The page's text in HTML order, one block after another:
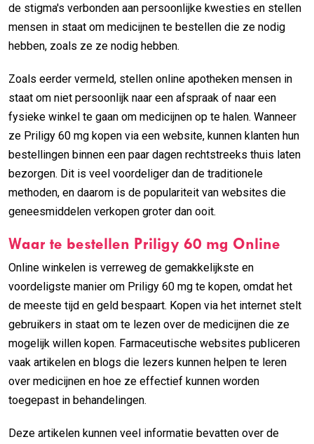
de stigma's verbonden aan persoonlijke kwesties en stellen
mensen in staat om medicijnen te bestellen die ze nodig
hebben, zoals ze ze nodig hebben.
Zoals eerder vermeld, stellen online apotheken mensen in
staat om niet persoonlijk naar een afspraak of naar een
fysieke winkel te gaan om medicijnen op te halen. Wanneer
ze Priligy 60 mg kopen via een website, kunnen klanten hun
bestellingen binnen een paar dagen rechtstreeks thuis laten
bezorgen. Dit is veel voordeliger dan de traditionele
methoden, en daarom is de populariteit van websites die
geneesmiddelen verkopen groter dan ooit.
Waar te bestellen Priligy 60 mg Online
Online winkelen is verreweg de gemakkelijkste en
voordeligste manier om Priligy 60 mg te kopen, omdat het
de meeste tijd en geld bespaart. Kopen via het internet stelt
gebruikers in staat om te lezen over de medicijnen die ze
mogelijk willen kopen. Farmaceutische websites publiceren
vaak artikelen en blogs die lezers kunnen helpen te leren
over medicijnen en hoe ze effectief kunnen worden
toegepast in behandelingen.
Deze artikelen kunnen veel informatie bevatten over de